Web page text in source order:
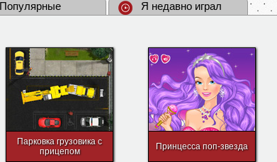
Популярные Я недавно играл
Парковка грузовика с
прицепом
Принцесса поп-звезда